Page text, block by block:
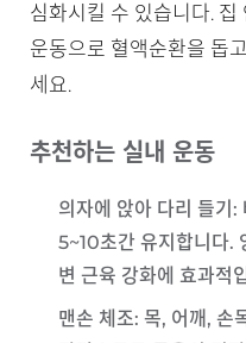
심화시킬 수 있습니다. 집
운동으로 혈액순환을 돕
세요.
추천하는 실내 운동
의자에 앉아 다리 들기 :
5~10초간 유지합니다.
변 근육 강화에 효과적
맨손 체조: 목, 어깨, 손